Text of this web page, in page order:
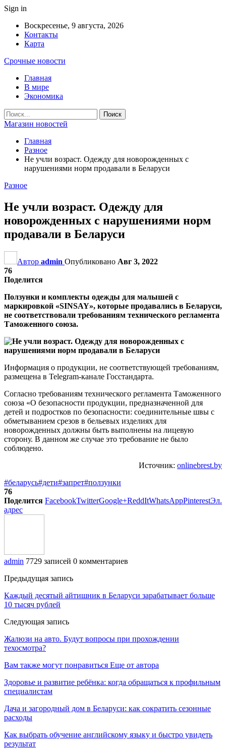
Sign in
Воскресенье, 9 августа, 2026
Контакты
Карта
Срочные новости
Главная
В мире
Экономика
Магазин новостей
Главная
Разное
Не учли возраст. Одежду для новорожденных с
нарушениями норм продавали в Беларуси
Разное
Не учли возраст. Одежду для
новорожденных с нарушениями норм
продавали в Беларуси
Автор admin Опубликовано Авг 3, 2022
76
Поделится
Ползунки и комплекты одежды для малышей с
маркировкой «SINSAY», которые продавались в Беларуси,
не соответствовали требованиям технического регламента
Таможенного союза.
Информация о продукции, не соответствующей требованиям,
размещена в Telegram-канале Госстандарта.
Согласно требованиям технического регламента Таможенного
союза «О безопасности продукции, предназначенной для
детей и подростков по безопасности: соединительные швы с
обметыванием срезов в бельевых изделиях для
новорожденных должны быть выполнены на лицевую
сторону. В данном же случае это требование не было
соблюдено.
Источник: onlinebrest.by
#беларусь#дети#запрет#ползунки
76
Поделится FacebookTwitterGoogle+ReddItWhatsAppPinterestЭл.
адрес
admin 7729 записей 0 комментариев
Предыдущая запись
Каждый десятый айтишник в Беларуси зарабатывает больше
10 тысяч рублей
Следующая запись
Жалюзи на авто. Будут вопросы при прохождении
техосмотра?
Вам также могут понравиться Еще от автора
Здоровье и развитие ребёнка: когда обращаться к профильным
специалистам
Дача и загородный дом в Беларуси: как сократить сезонные
расходы
Как выбрать обучение английскому языку и быстро увидеть
результат